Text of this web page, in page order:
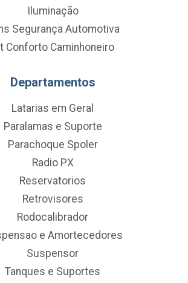
Iluminação
Segurança Automotiva
Conforto Caminhoneiro
Departamentos
Latarias em Geral
Paralamas e Suporte
Parachoque Spoler
Radio PX
Reservatorios
Retrovisores
Rodocalibrador
e Amortecedores
Suspensor
Tanques e Suportes